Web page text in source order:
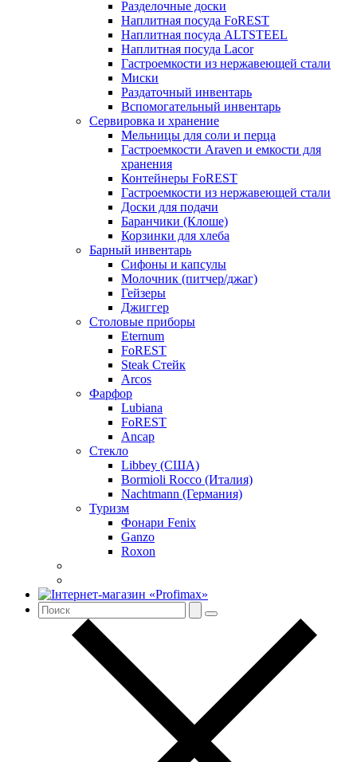
Разделочные доски
Наплитная посуда FoREST
Наплитная посуда ALTSTEEL
Наплитная посуда Lacor
Гастроемкости из нержавеющей стали
Миски
Раздаточный инвентарь
Вспомогательный инвентарь
Сервировка и хранение
Мельницы для соли и перца
Гастроемкости Araven и емкости для
хранения
Контейнеры FoREST
Гастроемкости из нержавеющей стали
Доски для подачи
Баранчики (Клоше)
Корзинки для хлеба
Барный инвентарь
Сифоны и капсулы
Молочник (питчер/джаг)
Гейзеры
Джиггер
Столовые приборы
Eternum
FoREST
Steak Стейк
Arcos
Фарфор
Lubiana
FoREST
Ancap
Стекло
Libbey (США)
Bormioli Rocco (Италия)
Nachtmann (Германия)
Туризм
Фонари Fenix
Ganzo
Roxon